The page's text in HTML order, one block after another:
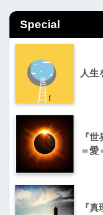
Special
人生
『
＝愛
『